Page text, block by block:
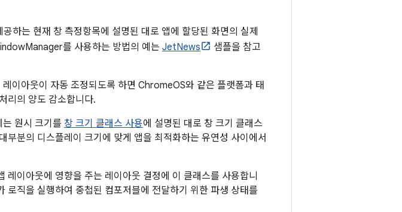
하는 현재 창 측정항목에 설명된 대로 앱에 할당된 화면의 실제
를 사용하는 방법의 예는 JetNews
샘플을 참고
이아웃이 자동 조정되도록 하면 ChromeOS와 같은 플랫폼과 태
리의 양도 감소합니다.
원시 크기를 창 크기 클래스 사용에 설명된 대로 창 크기 클래스
부분의 디스플레이 크기에 맞게 앱을 최적화하는 유연성 사이에서
레이아웃에 영향을 주는 레이아웃 결정에 이 클래스를 사용합니
로직을 실행하여 중첩된 컴포저블에 전달하기 위한 파생 상태를